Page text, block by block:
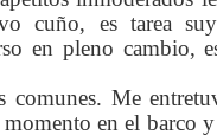
cuño, es tarea
en pleno cambio,
comunes. Me
en el barco